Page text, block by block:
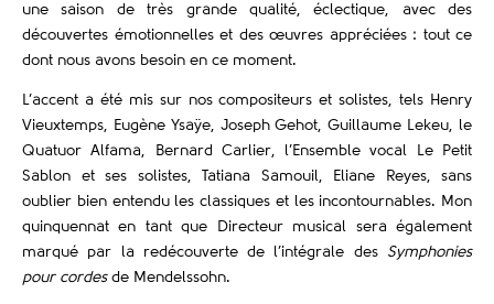
une saison de très grande qualité, éclectique, avec des
découvertes émotionnelles et des œuvres appréciées : tout ce
dont nous avons besoin en ce moment.
L’accent a été mis sur nos compositeurs et solistes, tels Henry
Vieuxtemps, Eugène Ysaÿe, Joseph Gehot, Guillaume Lekeu, le
Quatuor Alfama, Bernard Carlier, l’Ensemble vocal Le Petit
Sablon et ses solistes, Tatiana Samouil, Eliane Reyes, sans
oublier bien entendu les classiques et les incontournables. Mon
quinquennat en tant que Directeur musical sera également
marqué par la redécouverte de l’intégrale des Symphonies
pour cordesde Mendelssohn.